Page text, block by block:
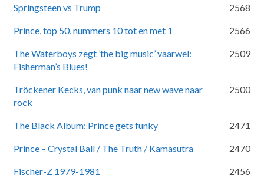
Springsteen vs Trump 2568
Prince, top 50, nummers 10 tot en met 1 2566
The Waterboys zegt ’the big music’ vaarwel:
Fisherman’s Blues!
2509
Tröckener Kecks, van punk naar new wave naar
rock
2500
The Black Album: Prince gets funky 2471
Prince – Crystal Ball / The Truth / Kamasutra 2470
Fischer-Z 1979-1981 2456